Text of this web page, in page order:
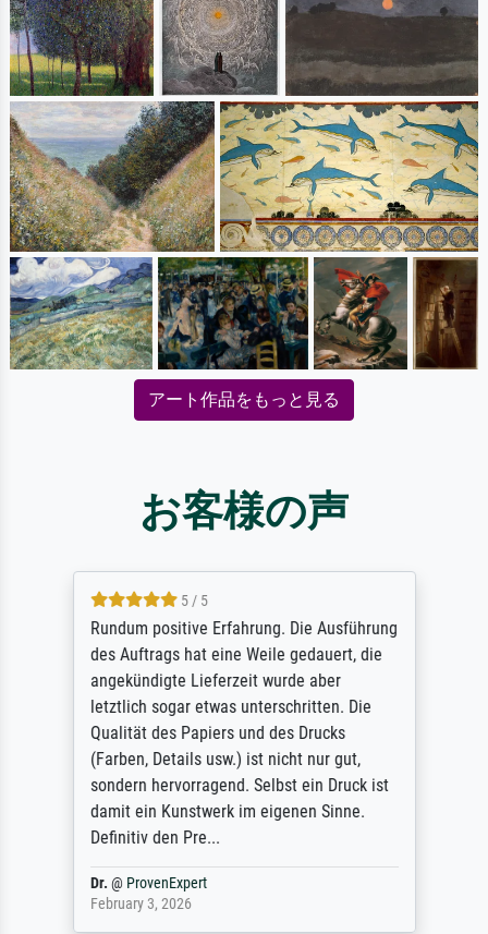
アート作品をもっと見る
お客様の声
5 / 5
Rundum positive Erfahrung. Die Ausführung
des Auftrags hat eine Weile gedauert, die
angekündigte Lieferzeit wurde aber
letztlich sogar etwas unterschritten. Die
Qualität des Papiers und des Drucks
(Farben, Details usw.) ist nicht nur gut,
sondern hervorragend. Selbst ein Druck ist
damit ein Kunstwerk im eigenen Sinne.
Definitiv den Pre...
Dr. @ ProvenExpert
February 3, 2026